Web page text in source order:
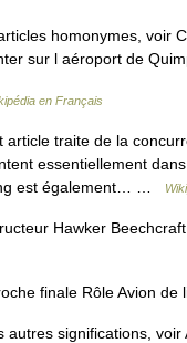
homonymes, voir
sur l aéroport de
en Français
traite de la
essentiellement
est également… …
Hawker
finale Rôle Avion
significations, voir